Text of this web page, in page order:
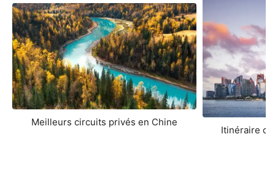
Meilleurs circuits privés en Chine
Itinéraire